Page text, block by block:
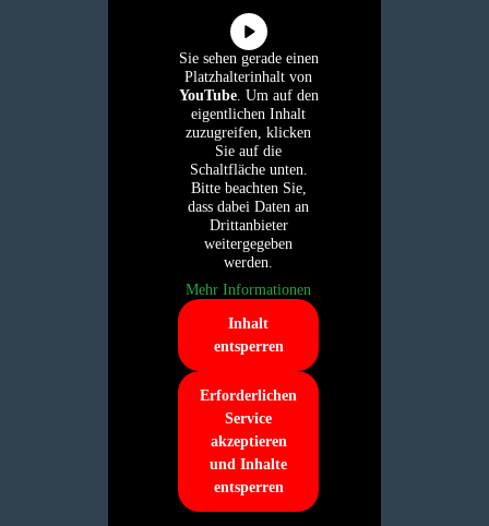
Sie sehen gerade einen
Platzhalterinhalt von
YouTube. Um auf den
eigentlichen Inhalt
zuzugreifen, klicken
Sie auf die
Schaltfläche unten.
Bitte beachten Sie,
dass dabei Daten an
Drittanbieter
weitergegeben
werden.
Mehr Informationen
Inhalt
entsperren
Erforderlichen
Service
akzeptieren
und Inhalte
entsperren